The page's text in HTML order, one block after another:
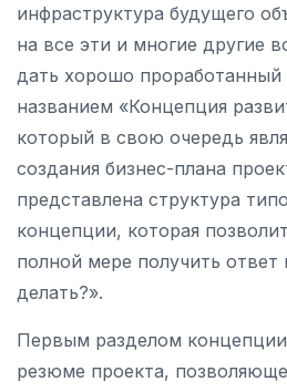
инфраструктура будущего
на все эти и многие другие
дать хорошо
названием «Концепция
который в свою очередь
создания бизнес-плана
представлена структура
концепции, которая
полной мере получить ответ
делать?».
Первым разделом
резюме проекта,